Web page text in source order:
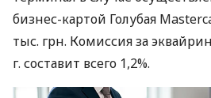
бизнес-картой Голубая
тыс. грн. Комиссия за
г. составит всего 1,2%.